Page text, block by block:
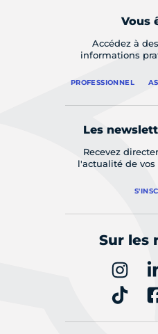
Vous
Accédez à
informations
PROFESSIONNEL
Les
Recevez
l'actualité de
Sur les